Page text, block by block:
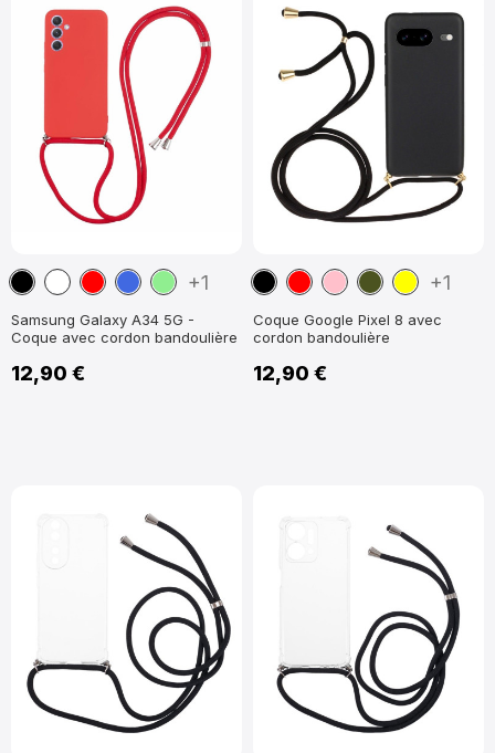
NoirBlancRouge
BleuVert +1
Samsung Galaxy A34 5G -
Coque avec cordon bandoulière
12,90 €
NoirRouge
RoseVertJaune
+1
Coque Google Pixel 8 avec
cordon bandoulière
12,90 €